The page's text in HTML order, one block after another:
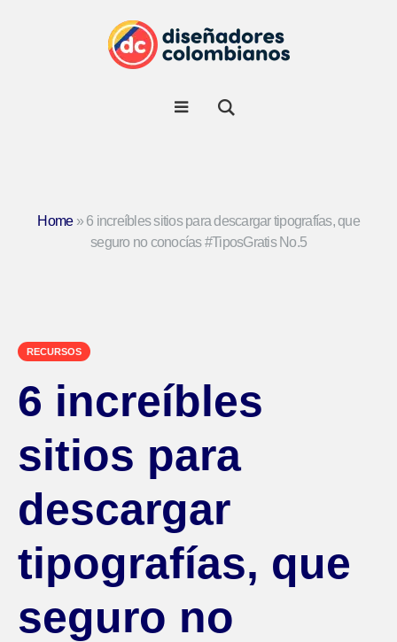
Home» 6 increíbles sitios para descargar tipografías, que
seguro no conocías #TiposGratis No.5
RECURSOS
6 increíbles
sitios para
descargar
tipografías, que
seguro no